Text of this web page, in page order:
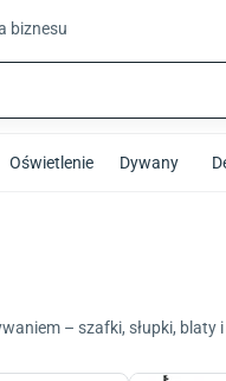
biznesu
Oświetlenie Dywany
– szafki, słupki,